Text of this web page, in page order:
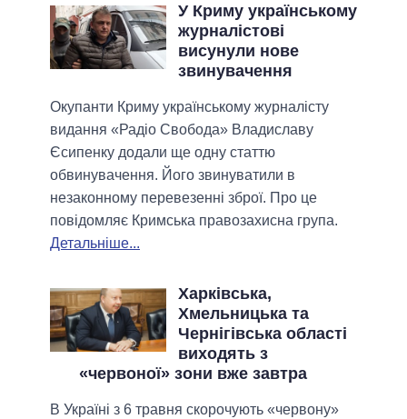
У Криму українському
журналістові
висунули нове
звинувачення
Окупанти Криму українському журналісту
видання «Радіо Свобода» Владиславу
Єсипенку додали ще одну статтю
обвинувачення. Його звинуватили в
незаконному перевезенні зброї. Про це
повідомляє Кримська правозахисна група.
Детальніше...
Харківська,
Хмельницька та
Чернігівська області
виходять з
«червоної» зони вже завтра
В Україні з 6 травня скорочують «червону»